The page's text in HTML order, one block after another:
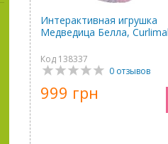
Интерактивная игрушка
Медведица Белла,
Код 138337
0 отзывов
999 грн